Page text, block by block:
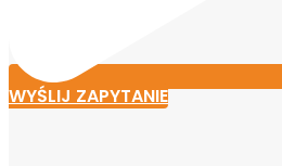
WYŚLIJ ZAPYTANIE